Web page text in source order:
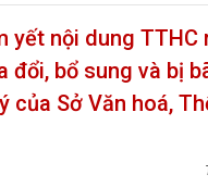
yết nội dung TTHC
đổi, bổ sung và bị
của Sở Văn hoá,